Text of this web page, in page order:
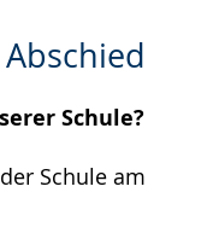
Schule?
Schule am